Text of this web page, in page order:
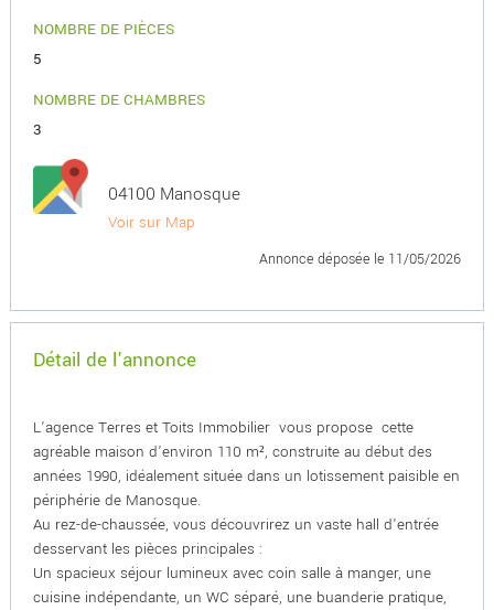
NOMBRE DE PIÈCES
5
NOMBRE DE CHAMBRES
3
04100 Manosque
Voir sur Map
Annonce déposée le 11/05/2026
Détail de l'annonce
L'agence Terres et Toits Immobilier vous propose cette
agréable maison d'environ 110 m², construite au début des
années 1990, idéalement située dans un lotissement paisible en
périphérie de Manosque.
Au rez-de-chaussée, vous découvrirez un vaste hall d'entrée
desservant les pièces principales :
Un spacieux séjour lumineux avec coin salle à manger, une
cuisine indépendante, un WC séparé, une buanderie pratique,